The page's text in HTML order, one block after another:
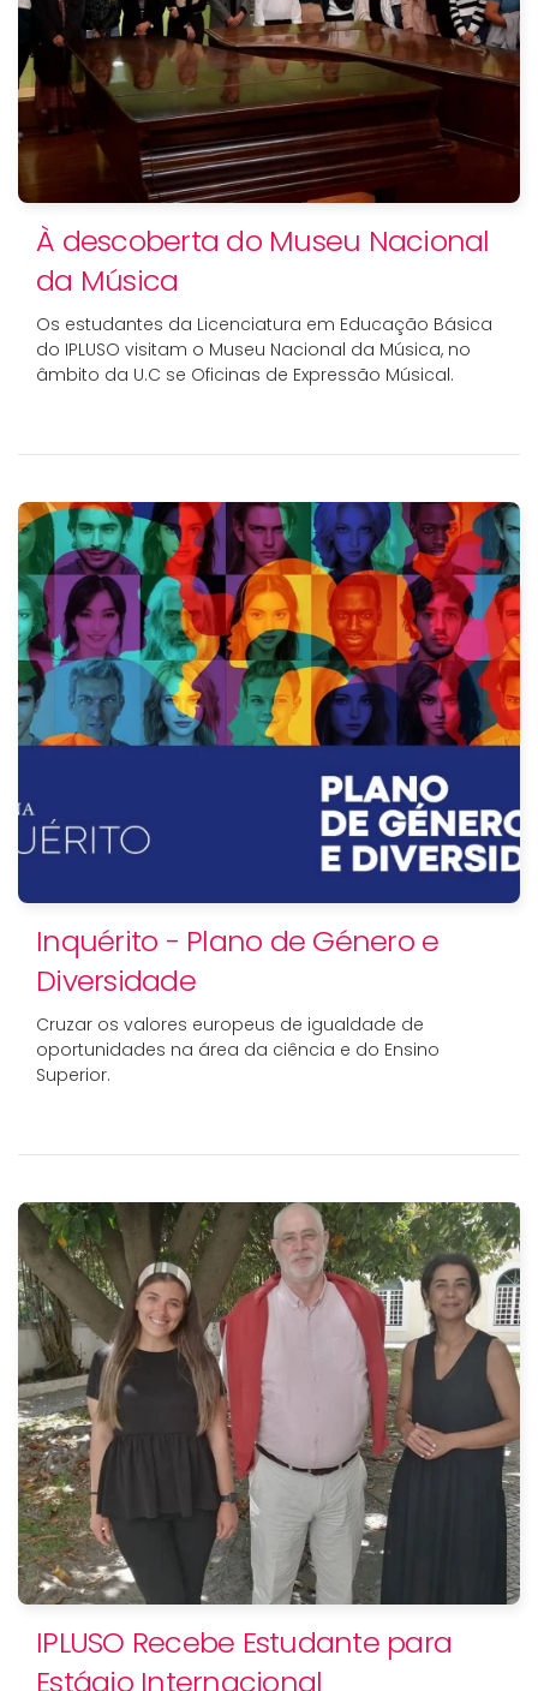
À descoberta do Museu Nacional
da Música
Os estudantes da Licenciatura em Educação Básica
do IPLUSO visitam o Museu Nacional da Música, no
âmbito da U.C se Oficinas de Expressão Músical.
Inquérito - Plano de Género e
Diversidade
Cruzar os valores europeus de igualdade de
oportunidades na área da ciência e do Ensino
Superior.
IPLUSO Recebe Estudante para
Estágio Internacional